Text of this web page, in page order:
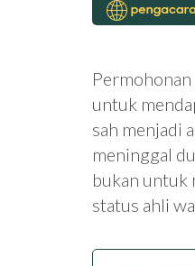
untuk
sah menjadi
meninggal
bukan untuk
status ahli